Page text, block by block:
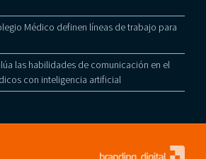
Médico definen líneas de trabajo para
las habilidades de comunicación en el
con inteligencia artificial